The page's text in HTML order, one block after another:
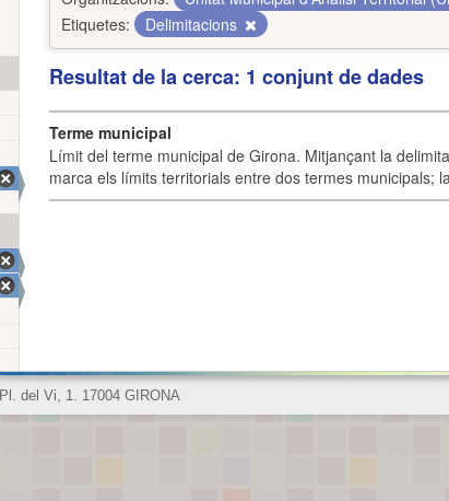
Etiquetes:
Delimitacions
Resultat de la cerca: 1 conjunt de dades
Terme municipal
Límit del terme municipal de Girona. Mitjançant la
marca els límits territorials entre dos termes municipals;
Pl. del Vi, 1. 17004 GIRONA